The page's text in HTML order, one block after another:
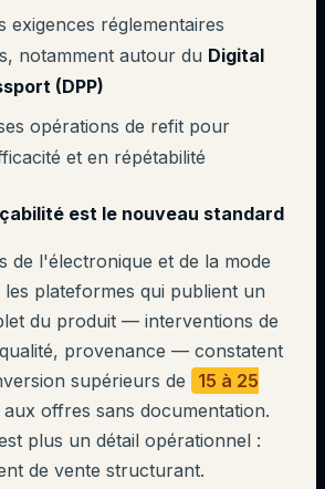
exigences réglementaires
notamment autour du Digital
(DPP)
opérations de refit pour
et en répétabilité
est le nouveau standard
de l'électronique et de la mode
plateformes qui publient un
du produit — interventions de
provenance — constatent
supérieurs de
15 à 25
offres sans documentation.
plus un détail opérationnel :
de vente structurant.